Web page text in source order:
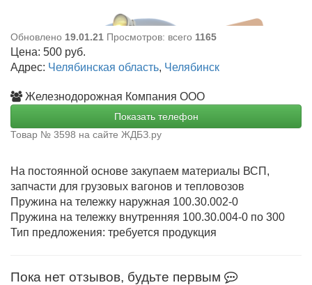
Обновлено 19.01.21 Просмотров: всего 1165
Цена: 500 руб.
Адрес: Челябинская область, Челябинск
Железнодорожная Компания ООО
Показать телефон
Товар № 3598 на сайте ЖДБЗ.ру
На постоянной основе закупаем материалы ВСП,
запчасти для грузовых вагонов и тепловозов
Пружина на тележку наружная 100.30.002-0
Пружина на тележку внутренняя 100.30.004-0 по 300
Тип предложения: требуется продукция
Пока нет отзывов, будьте первым